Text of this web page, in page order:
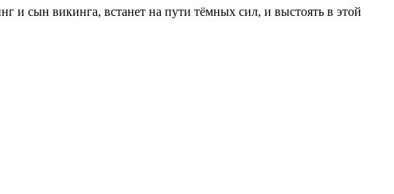
и сын викинга, встанет на пути тёмных сил, и выстоять в этой